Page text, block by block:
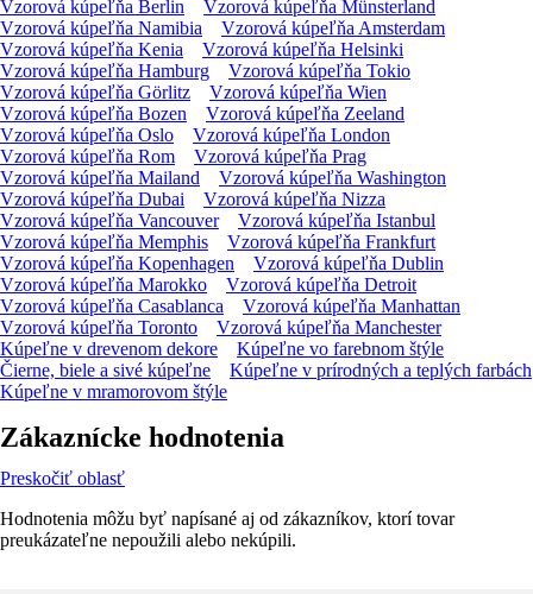
Vzorová kúpeľňa Berlin
Vzorová kúpeľňa Münsterland
Vzorová kúpeľňa Namibia
Vzorová kúpeľňa Amsterdam
Vzorová kúpeľňa Kenia
Vzorová kúpeľňa Helsinki
Vzorová kúpeľňa Hamburg
Vzorová kúpeľňa Tokio
Vzorová kúpeľňa Görlitz
Vzorová kúpeľňa Wien
Vzorová kúpeľňa Bozen
Vzorová kúpeľňa Zeeland
Vzorová kúpeľňa Oslo
Vzorová kúpeľňa London
Vzorová kúpeľňa Rom
Vzorová kúpeľňa Prag
Vzorová kúpeľňa Mailand
Vzorová kúpeľňa Washington
Vzorová kúpeľňa Dubai
Vzorová kúpeľňa Nizza
Vzorová kúpeľňa Vancouver
Vzorová kúpeľňa Istanbul
Vzorová kúpeľňa Memphis
Vzorová kúpeľňa Frankfurt
Vzorová kúpeľňa Kopenhagen
Vzorová kúpeľňa Dublin
Vzorová kúpeľňa Marokko
Vzorová kúpeľňa Detroit
Vzorová kúpeľňa Casablanca
Vzorová kúpeľňa Manhattan
Vzorová kúpeľňa Toronto
Vzorová kúpeľňa Manchester
Kúpeľne v drevenom dekore
Kúpeľne vo farebnom štýle
Čierne, biele a sivé kúpeľne
Kúpeľne v prírodných a teplých farbách
Kúpeľne v mramorovom štýle
Zákaznícke hodnotenia
Preskočiť oblasť
Hodnotenia môžu byť napísané aj od zákazníkov, ktorí tovar
preukázateľne nepoužili alebo nekúpili.